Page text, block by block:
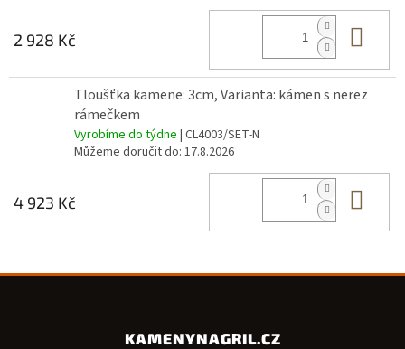
2 928 Kč
Tloušťka kamene: 3cm, Varianta: kámen s nerez
rámečkem
Vyrobíme do týdne | CL4003/SET-N
Můžeme doručit do: 17.8.2026
4 923 Kč
KAMENYNAGRIL.CZ